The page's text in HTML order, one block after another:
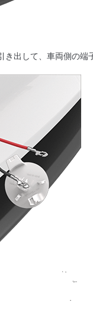
き出して、車両側の端